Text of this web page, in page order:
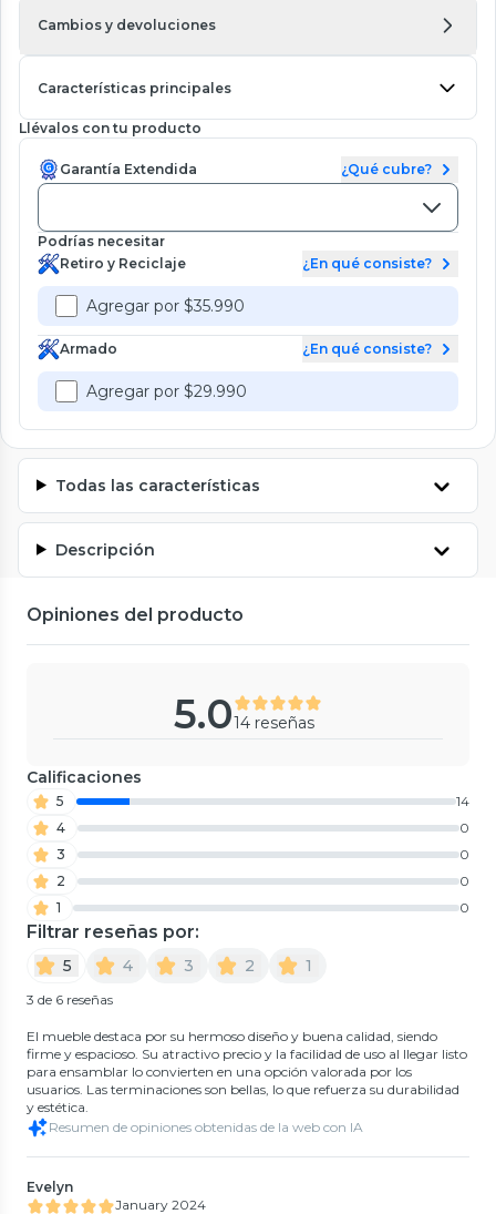
Cambios y devoluciones
Características principales
Llévalos con tu producto
Garantía Extendida ¿Qué cubre?
Podrías necesitar
Retiro y Reciclaje
¿En qué consiste?
Agregar por $35.990
Armado ¿En qué consiste?
Agregar por $29.990
Todas las características
Descripción
Opiniones del producto
5.014 reseñas
Calificaciones
5
14
4
0
3
0
2
0
1
0
Filtrar reseñas por:
5 4 3 2 1
3 de 6 reseñas
El mueble destaca por su hermoso diseño y buena calidad, siendo
firme y espacioso. Su atractivo precio y la facilidad de uso al llegar listo
para ensamblar lo convierten en una opción valorada por los
usuarios. Las terminaciones son bellas, lo que refuerza su durabilidad
y estética.
Resumen de opiniones obtenidas de la web con IA
Evelyn
January 2024